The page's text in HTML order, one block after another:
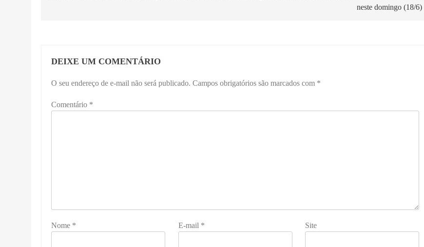
neste domingo (18/6)
DEIXE UM COMENTÁRIO
O seu endereço de e-mail não será publicado. Campos obrigatórios são marcados com *
Comentário *
Nome * E-mail * Site